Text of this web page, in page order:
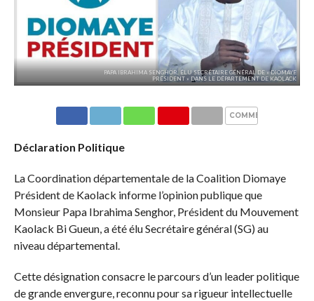
PAPA IBRAHIMA SENGHOR, ÉLU SECRÉTAIRE GÉNÉRAL DE « DIOMAYE
PRÉSIDENT » DANS LE DÉPARTEMENT DE KAOLACK
COMMENTAIRES
Déclaration Politique
La Coordination départementale de la Coalition Diomaye
Président de Kaolack informe l’opinion publique que
Monsieur Papa Ibrahima Senghor, Président du Mouvement
Kaolack Bi Gueun, a été élu Secrétaire général (SG) au
niveau départemental.
Cette désignation consacre le parcours d’un leader politique
de grande envergure, reconnu pour sa rigueur intellectuelle